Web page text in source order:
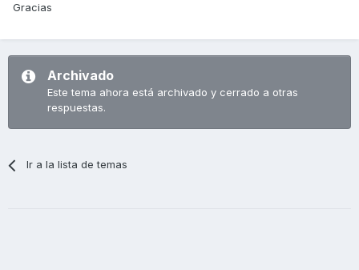
Gracias
Archivado
Este tema ahora está archivado y cerrado a otras
respuestas.
Ir a la lista de temas